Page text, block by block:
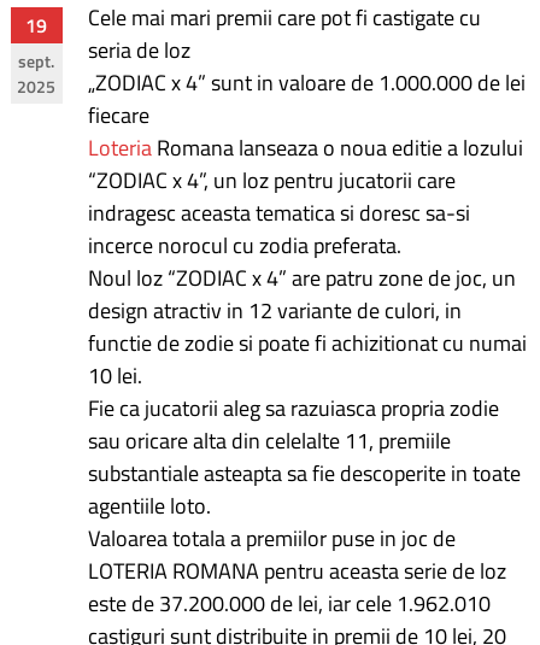
19
sept.
2025
Cele mai mari premii care pot fi castigate cu
seria de loz
„ZODIAC x 4” sunt in valoare de 1.000.000 de lei
fiecare
LoteriaRomana lanseaza o noua editie a lozului
“ZODIAC x 4”, un loz pentru jucatorii care
indragesc aceasta tematica si doresc sa-si
incerce norocul cu zodia preferata.
Noul loz “ZODIAC x 4” are patru zone de joc, un
design atractiv in 12 variante de culori, in
functie de zodie si poate fi achizitionat cu numai
10 lei.
Fie ca jucatorii aleg sa razuiasca propria zodie
sau oricare alta din celelalte 11, premiile
substantiale asteapta sa fie descoperite in toate
agentiile loto.
Valoarea totala a premiilor puse in joc de
LOTERIA ROMANA pentru aceasta serie de loz
este de 37.200.000 de lei, iar cele 1.962.010
castiguri sunt distribuite in premii de 10 lei, 20
Navigare
în
articole